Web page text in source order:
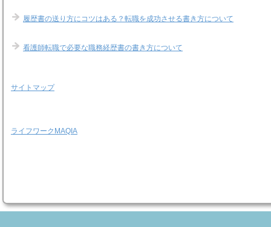
履歴書の送り方にコツはある？転職を成功させる書き方について
看護師転職で必要な職務経歴書の書き方について
サイトマップ
ライフワークMAQIA